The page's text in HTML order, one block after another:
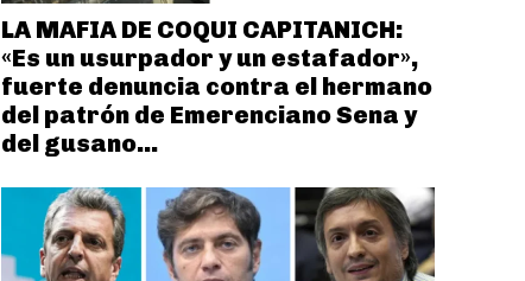
LA MAFIA DE COQUI CAPITANICH:
«Es un usurpador y un estafador»,
fuerte denuncia contra el hermano
del patrón de Emerenciano Sena y
del gusano...